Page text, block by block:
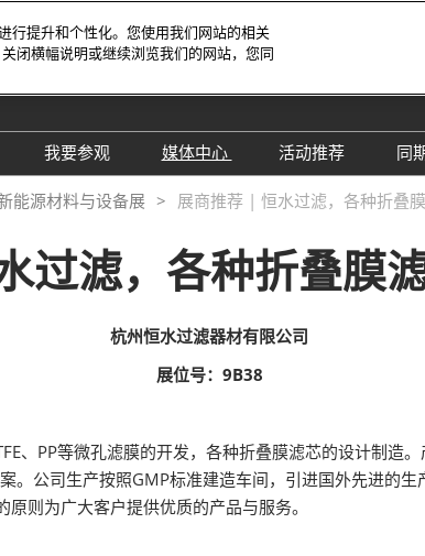
带展
定
值服务
我要参观
参观预登记
展商名录
展商说
媒体中心
行业新闻
展商动态
订阅电邮
活动推荐
会议论坛
同
能源材料与设备展 展商推荐 | 恒水过滤，各种折叠
过滤，各种折叠膜
杭州恒水过滤器材有限公司
展位号：9B38
、PP等微孔滤膜的开发，各种折叠膜滤芯的设计制造
。公司生产按照GMP标准建造车间，引进国外先进的
则为广大客户提供优质的产品与服务。
行提升和个性化。您使用我们网站的相关
闭横幅说明或继续浏览我们的网站，您同